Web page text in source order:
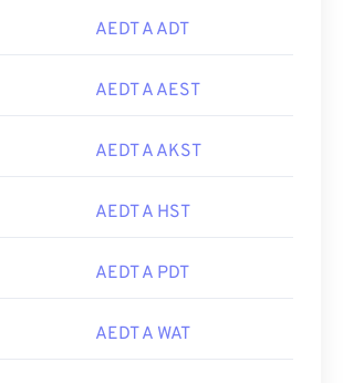
AEDT A ADT
AEDT A AEST
AEDT A AKST
AEDT A HST
AEDT A PDT
AEDT A WAT